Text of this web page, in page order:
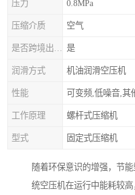
压力 0.8MPa
压缩介质 空气
是
润滑方式 机油润滑空压机
性能 可变频,低噪音,其
工作原理 螺杆式压缩机
型式 固定式压缩机
随着环保意识的增强，节
统空压机在运行中能耗较